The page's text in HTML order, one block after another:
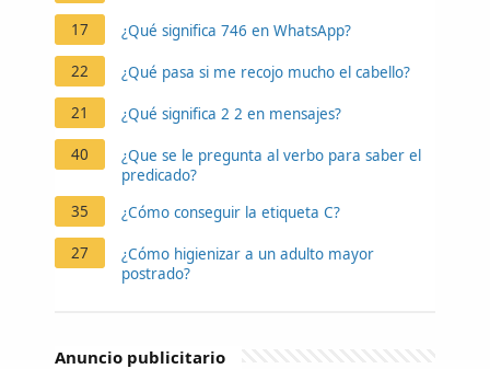
17 ¿Qué significa 746 en WhatsApp?
22 ¿Qué pasa si me recojo mucho el cabello?
21 ¿Qué significa 2 2 en mensajes?
40
¿Que se le pregunta al verbo para saber el
predicado?
35
¿Cómo conseguir la etiqueta C?
27
¿Cómo higienizar a un adulto mayor
postrado?
Anuncio publicitario